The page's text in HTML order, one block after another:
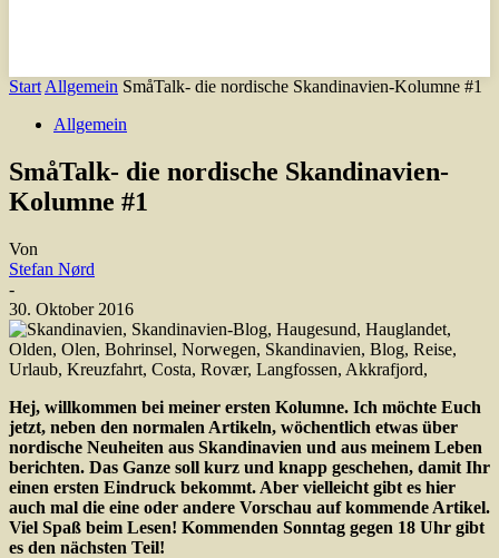
Start Allgemein SmåTalk- die nordische Skandinavien-Kolumne #1
Allgemein
SmåTalk- die nordische Skandinavien-
Kolumne #1
Von
Stefan Nørd
-
30. Oktober 2016
Hej, willkommen bei meiner ersten Kolumne. Ich möchte Euch
jetzt, neben den normalen Artikeln, wöchentlich etwas über
nordische Neuheiten aus Skandinavien und aus meinem Leben
berichten. Das Ganze soll kurz und knapp geschehen, damit Ihr
einen ersten Eindruck bekommt. Aber vielleicht gibt es hier
auch mal die eine oder andere Vorschau auf kommende Artikel.
Viel Spaß beim Lesen! Kommenden Sonntag gegen 18 Uhr gibt
es den nächsten Teil!